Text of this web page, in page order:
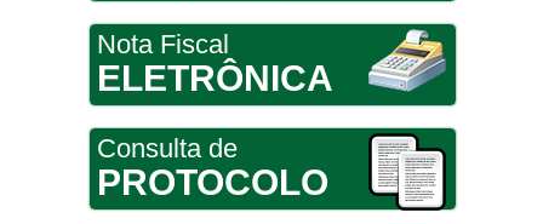
Nota Fiscal
ELETRÔNICA
Consulta de
PROTOCOLO